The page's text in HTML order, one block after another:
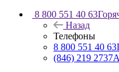
8 800 551 40 63
Назад
Телефоны
8 800 551 40 63
(846) 219 2737